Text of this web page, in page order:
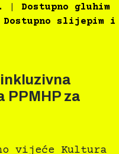
Dostupno gluhim
Dostupno slijepim i
PPMHP za
vijeće Kultura